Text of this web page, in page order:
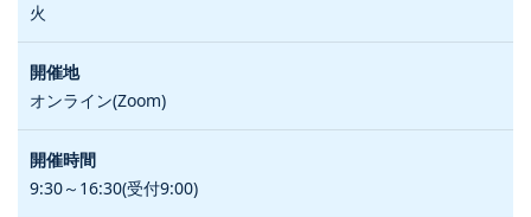
火
オンライン(Zoom)
9:30～16:30(受付9:00)